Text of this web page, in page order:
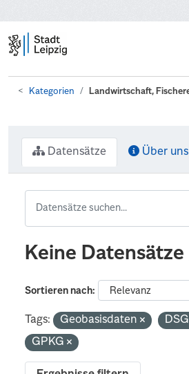
Kategorien Landwirtschaft,
Datensätze Über uns
Keine
Sortieren nach
Tags: Geobasisdaten
GPKG